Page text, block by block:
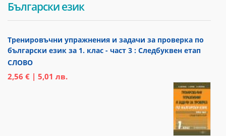
Български език
Тренировъчни упражнения и задачи за проверка по
български език за 1. клас - част 3 : Следбуквен етап
СЛОВО
2,56 € | 5,01 лв.